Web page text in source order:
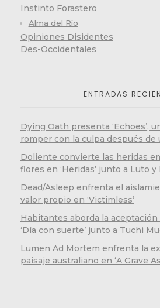
Instinto Forastero
Alma del Río
Opiniones Disidentes
Des-Occidentales
ENTRADAS
Dying Oath presenta ‘Echoes’,
romper con la culpa después de
Doliente convierte las heridas
flores en ‘Heridas’ junto a Luto
Dead/Asleep enfrenta el
valor propio en ‘Victimless’
Habitantes aborda la
‘Día con suerte’ junto a Tuchi
Lumen Ad Mortem enfrenta la
paisaje australiano en ‘A Grave